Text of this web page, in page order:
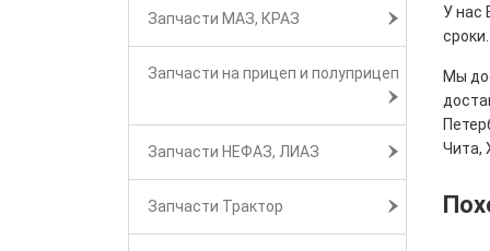
Запчасти МАЗ, КРАЗ
Запчасти на прицеп и полуприцеп
Запчасти НЕФАЗ, ЛИАЗ
Запчасти Трактор
У нас
сроки.
Мы
Чита,